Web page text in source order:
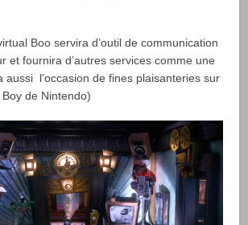
Boo servira d’outil de communication
et fournira d’autres services comme une
aussi l’occasion de fines plaisanteries sur
Boy de Nintendo)